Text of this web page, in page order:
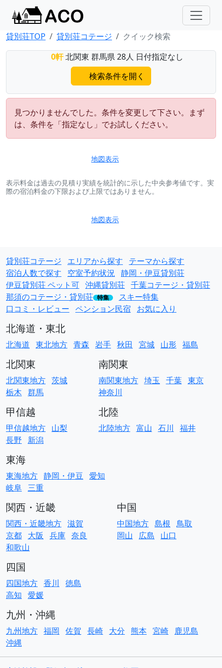
貸別荘TOP 貸別荘コテージ
クイック検索
0軒北関東 群馬県 28人 日付指定なし
検索条件を開く
見つかりませんでした。条件を変更して下さい。まず
は、条件を「指定なし」でお試しください。
地図表示
表示料金は過去の見積り実績を統計的に示した中央参考値です。実
際の宿泊料金の下限および上限ではありません。
地図表示
貸別荘コテージ エリアから探す
テーマから探す
宿泊人数で探す
空室予約状況 静岡・伊豆貸別荘
伊豆貸別荘 ペット可 沖縄貸別荘 千葉コテージ・貸別荘
那須のコテージ・貸別荘 特集
スキー特集
口コミ・レビュー ペンション民宿 お気に入り
北海道・東北
北海道 東北地方 青森 岩手 秋田 宮城 山形 福島
北関東
北関東地方 茨城
栃木 群馬
南関東
南関東地方 埼玉 千葉 東京
神奈川
甲信越
甲信越地方 山梨
長野
新潟
北陸
北陸地方 富山 石川 福井
東海
東海地方 静岡・伊豆 愛知
岐阜 三重
関西・近畿
関西・近畿地方 滋賀
京都 大阪 兵庫 奈良
和歌山
中国
中国地方 島根 鳥取
岡山
広島 山口
四国
四国地方 香川
徳島
高知 愛媛
九州・沖縄
九州地方 福岡 佐賀 長崎 大分 熊本 宮崎
鹿児島
沖縄